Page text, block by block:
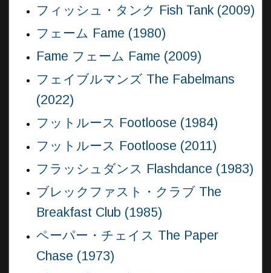
フィッシュ・タンク Fish Tank (2009)
フェーム Fame (1980)
Fame フェーム Fame (2009)
フェイブルマンズ The Fabelmans
(2022)
フットルース Footloose (1984)
フットルース Footloose (2011)
フラッシュダンス Flashdance (1983)
ブレックファスト・クラブ The
Breakfast Club (1985)
ペーパー・チェイス The Paper
Chase (1973)